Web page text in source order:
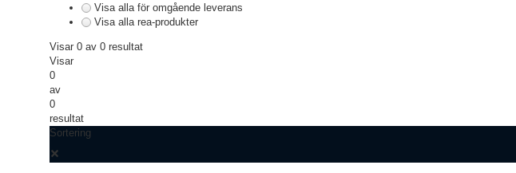
Visa alla för omgående leverans
Visa alla rea-produkter
Visar 0 av 0 resultat
Visar
0
av
0
resultat
Sortering